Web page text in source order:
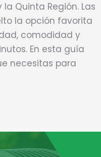
Quinta Región. Las
la opción favorita
comodidad y
En esta guía
necesitas para